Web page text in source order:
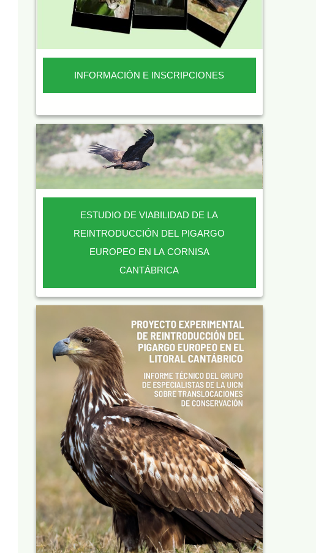
INFORMACIÓN E INSCRIPCIONES
ESTUDIO DE VIABILIDAD DE LA
REINTRODUCCIÓN DEL PIGARGO
EUROPEO EN LA CORNISA
CANTÁBRICA